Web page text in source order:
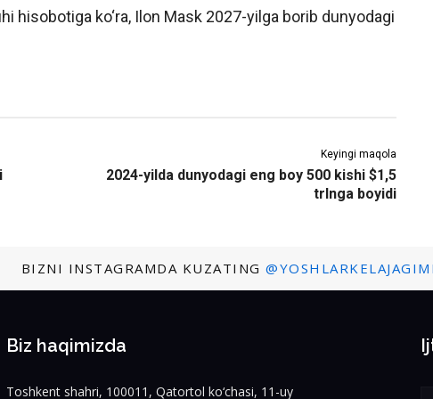
hisobotiga ko‘ra, Ilon Mask 2027-yilga borib dunyodagi
Keyingi maqola
2024-yilda dunyodagi eng boy 500 kishi $1,5
trlnga boyidi
BIZNI INSTAGRAMDA KUZATING
Biz haqimizda
Toshkent shahri, 100011, Qatortol ko‘chasi, 11-uy